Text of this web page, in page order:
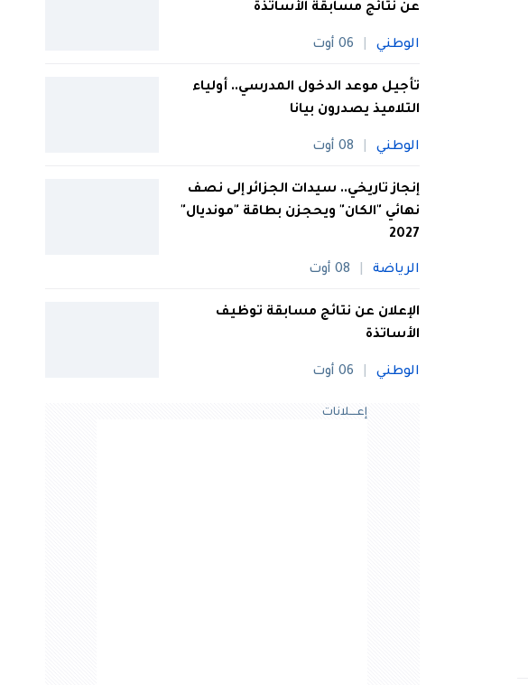
عن نتائج مسابقة الأساتذة
الوطني 06 أوت
تأجيل موعد الدخول المدرسي.. أولياء
التلاميذ يصدرون بيانا
الوطني 08 أوت
إنجاز تاريخي.. سيدات الجزائر إلى نصف
نهائي "الكان" ويحجزن بطاقة "مونديال"
2027
الرياضة 08 أوت
الإعلان عن نتائج مسابقة توظيف
الأساتذة
الوطني 06 أوت
إعــــلانات